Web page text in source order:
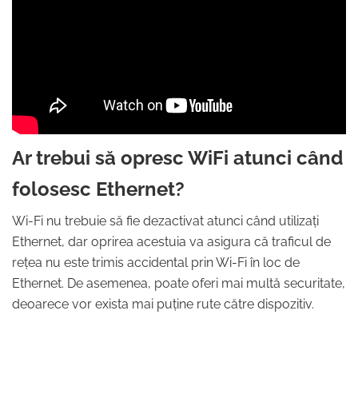
Ar trebui să opresc WiFi atunci când
folosesc Ethernet?
Wi-Fi nu trebuie să fie dezactivat atunci când utilizați
Ethernet, dar oprirea acestuia va asigura că traficul de
rețea nu este trimis accidental prin Wi-Fi în loc de
Ethernet. De asemenea, poate oferi mai multă securitate,
deoarece vor exista mai puține rute către dispozitiv.